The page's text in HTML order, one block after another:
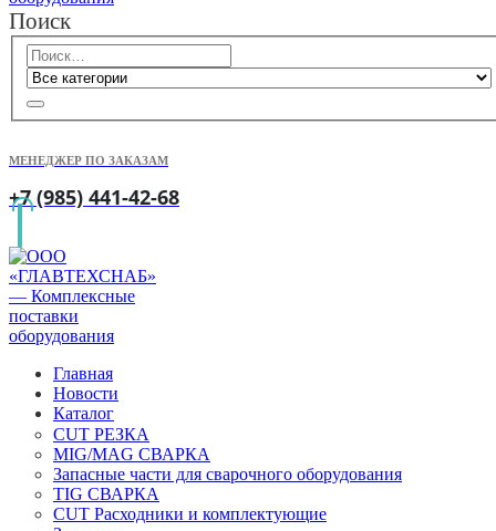
Поиск
МЕНЕДЖЕР ПО ЗАКАЗАМ
+7 (985) 441-42-68
Главная
Новости
Каталог
CUT РЕЗКА
MIG/MAG СВАРКА
Запасные части для сварочного оборудования
TIG СВАРКА
CUT Расходники и комплектующие